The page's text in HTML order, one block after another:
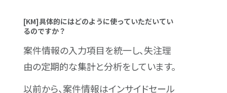
[KM]具体的にはどのように使っていただいてい
るのですか？
案件情報の入力項目を統一し、失注理
由の定期的な集計と分析をしています。
以前から、案件情報はインサイドセール